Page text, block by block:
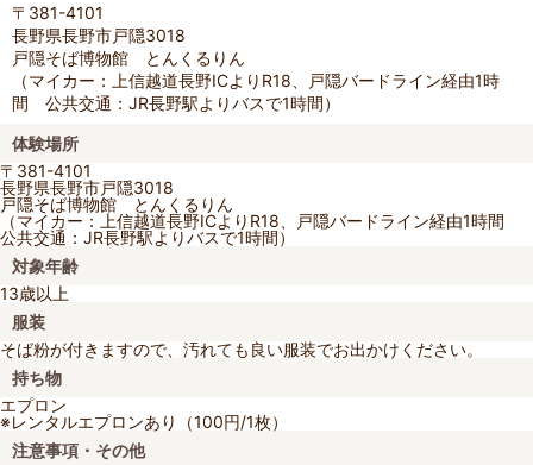
〒381-4101
長野県長野市戸隠3018
戸隠そば博物館 とんくるりん
（マイカー：上信越道長野ICよりR18、戸隠バードライン経由1時
間 公共交通：JR長野駅よりバスで1時間）
体験場所
〒381-4101
長野県長野市戸隠3018
戸隠そば博物館 とんくるりん
（マイカー：上信越道長野ICよりR18、戸隠バードライン経由1時間
公共交通：JR長野駅よりバスで1時間）
対象年齢
13歳以上
服装
そば粉が付きますので、汚れても良い服装でお出かけください。
持ち物
エプロン
※レンタルエプロンあり（100円/1枚）
注意事項・その他